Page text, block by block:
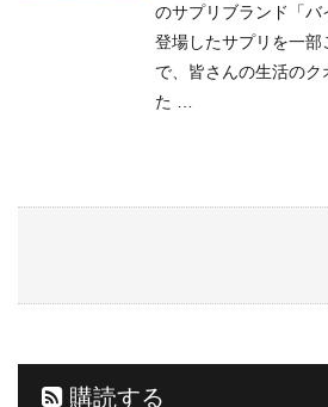
のサプリブランド「バ
登場したサプリを一
で、皆さんの生活の
た …
購読する